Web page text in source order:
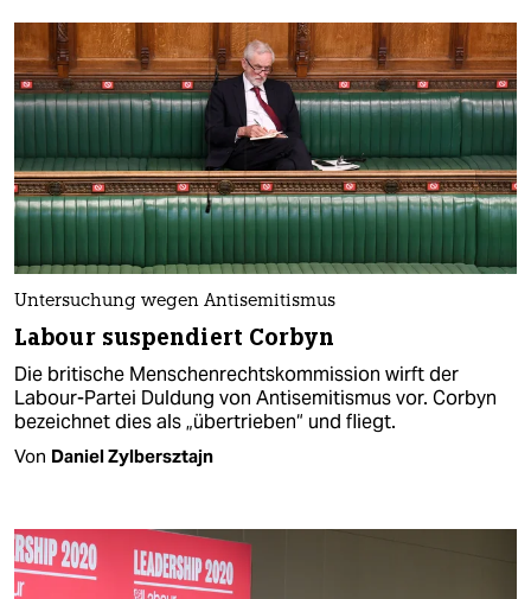
Untersuchung wegen Antisemitismus
Labour suspendiert Corbyn
Die britische Menschenrechtskommission wirft der
Labour-Partei Duldung von Antisemitismus vor. Corbyn
bezeichnet dies als „übertrieben“ und fliegt.
Von Daniel Zylbersztajn